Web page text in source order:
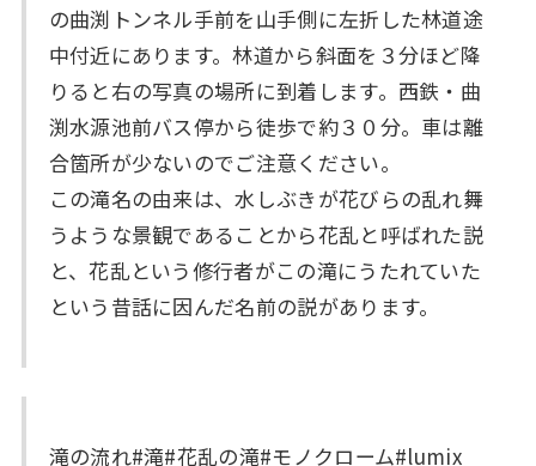
の曲渕トンネル手前を山手側に左折した林道途
中付近にあります。林道から斜面を３分ほど降
りると右の写真の場所に到着します。西鉄・曲
渕水源池前バス停から徒歩で約３０分。車は離
合箇所が少ないのでご注意ください。
この滝名の由来は、水しぶきが花びらの乱れ舞
うような景観であることから花乱と呼ばれた説
と、花乱という修行者がこの滝にうたれていた
という昔話に因んだ名前の説があります。
滝の流れ#滝#花乱の滝#モノクローム#lumix